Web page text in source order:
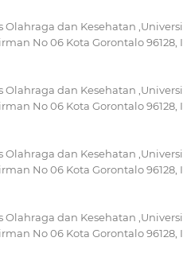
Olahraga dan Kesehatan
No 06 Kota Gorontalo 96128,
Olahraga dan Kesehatan
No 06 Kota Gorontalo 96128,
Olahraga dan Kesehatan
No 06 Kota Gorontalo 96128,
Olahraga dan Kesehatan
No 06 Kota Gorontalo 96128,